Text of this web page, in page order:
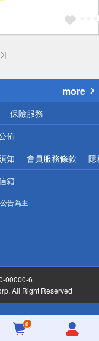
more
保險服務
佈
知 會員服務條款 隱
箱
告為主
00000-6
All Right Reserved
0